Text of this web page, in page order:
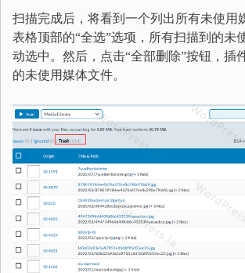
扫描完成后，将看到一个列出所有未使用
表格顶部的“全选”选项，所有扫描到的未
动选中。然后，点击“全部删除”按钮，插
的未使用媒体文件。